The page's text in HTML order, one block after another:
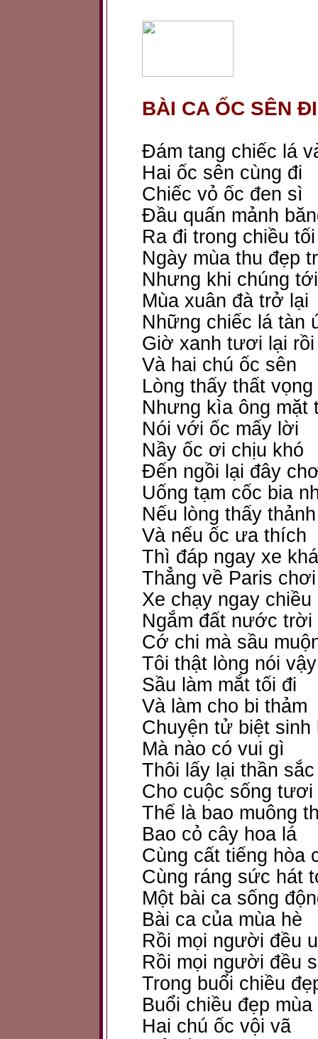
BÀI CA ỐC SÊN
Đám tang chiếc lá
Hai ốc sên cùng đi
Chiếc vỏ ốc đen sì
Đầu quấn mảnh
Ra đi trong chiều tối
Ngày mùa thu đẹp
Nhưng khi chúng
Mùa xuân đà trở lại
Những chiếc lá tàn
Giờ xanh tươi lại rồi
Và hai chú ốc sên
Lòng thấy thất vọng
Nhưng kìa ông mặt
Nói với ốc mấy lời
Nầy ốc ơi chịu khó
Đến ngồi lại đây
Uống tạm cốc bia
Nếu lòng thấy
Và nếu ốc ưa thích
Thì đáp ngay xe
Thẳng về Paris chơi
Xe chạy ngay chiều
Ngắm đất nước trời
Cớ chi mà sầu
Tôi thật lòng nói vậy
Sầu làm mắt tối đi
Và làm cho bi thảm
Chuyện tử biệt sinh
Mà nào có vui gì
Thôi lấy lại thần sắc
Cho cuộc sống tươi
Thế là bao muông
Bao cỏ cây hoa lá
Cùng cất tiếng hòa
Cùng ráng sức hát
Một bài ca sống
Bài ca của mùa hè
Rồi mọi người đều
Rồi mọi người đều
Trong buổi chiều
Buổi chiều đẹp mùa
Hai chú ốc vội vã